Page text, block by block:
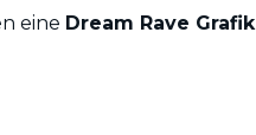
eine Dream Rave Grafik